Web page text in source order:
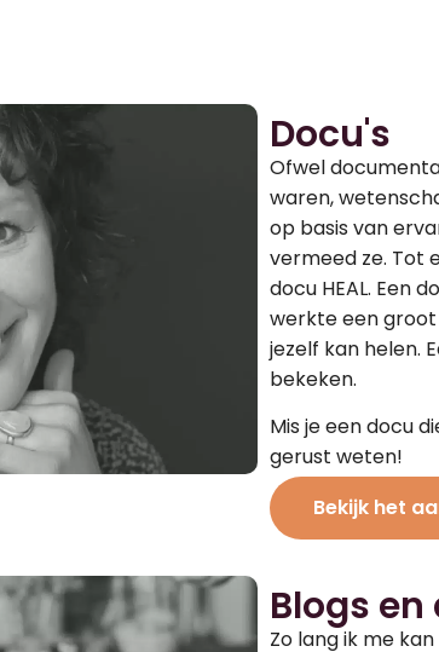
Docu's
Ofwel
waren,
op basis van
vermeed ze. Tot
docu HEAL. Een
werkte een
jezelf kan helen.
bekeken.
Mis je een docu
gerust weten!
Bekijk het
Blogs
Zo lang ik me